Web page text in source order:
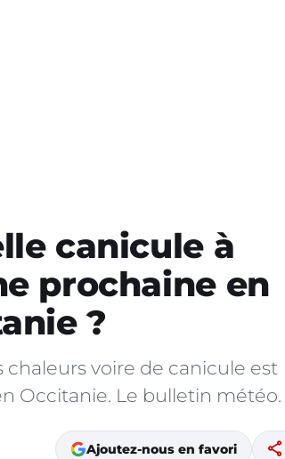
canicule à
prochaine en
?
voire de canicule est
Occitanie. Le bulletin météo.
Ajoutez-nous en favori share